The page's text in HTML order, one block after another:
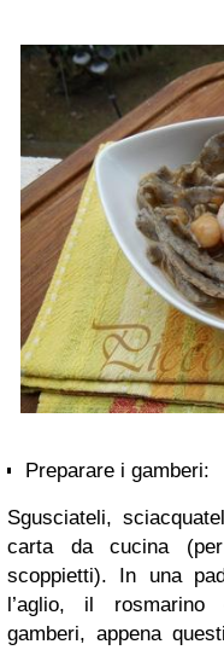
Preparare i gamberi:
Sgusciateli,
carta da cucina
scoppietti). In una
l’aglio, il
gamberi, appena